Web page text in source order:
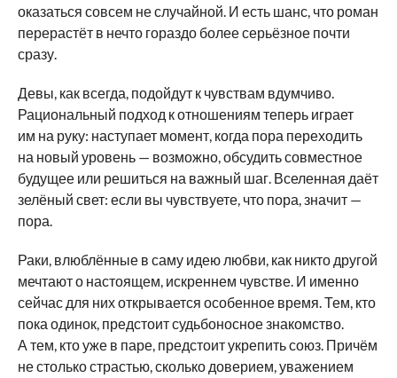
оказаться совсем не случайной. И есть шанс, что роман
перерастёт в нечто гораздо более серьёзное почти
сразу.
Девы, как всегда, подойдут к чувствам вдумчиво.
Рациональный подход к отношениям теперь играет
им на руку: наступает момент, когда пора переходить
на новый уровень — возможно, обсудить совместное
будущее или решиться на важный шаг. Вселенная даёт
зелёный свет: если вы чувствуете, что пора, значит —
пора.
Раки, влюблённые в саму идею любви, как никто другой
мечтают о настоящем, искреннем чувстве. И именно
сейчас для них открывается особенное время. Тем, кто
пока одинок, предстоит судьбоносное знакомство.
А тем, кто уже в паре, предстоит укрепить союз. Причём
не столько страстью, сколько доверием, уважением